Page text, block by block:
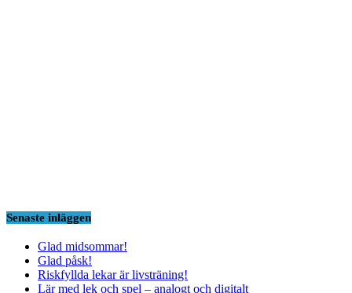
Senaste inläggen
Glad midsommar!
Glad påsk!
Riskfyllda lekar är livsträning!
Lär med lek och spel – analogt och digitalt